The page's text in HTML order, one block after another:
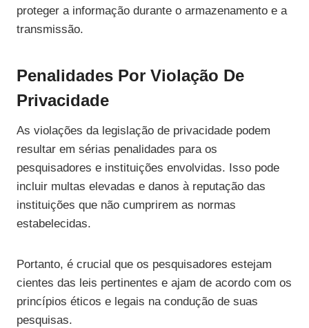
proteger a informação durante o armazenamento e a
transmissão.
Penalidades Por Violação De
Privacidade
As violações da legislação de privacidade podem
resultar em sérias penalidades para os
pesquisadores e instituições envolvidas. Isso pode
incluir multas elevadas e danos à reputação das
instituições que não cumprirem as normas
estabelecidas.
Portanto, é crucial que os pesquisadores estejam
cientes das leis pertinentes e ajam de acordo com os
princípios éticos e legais na condução de suas
pesquisas.